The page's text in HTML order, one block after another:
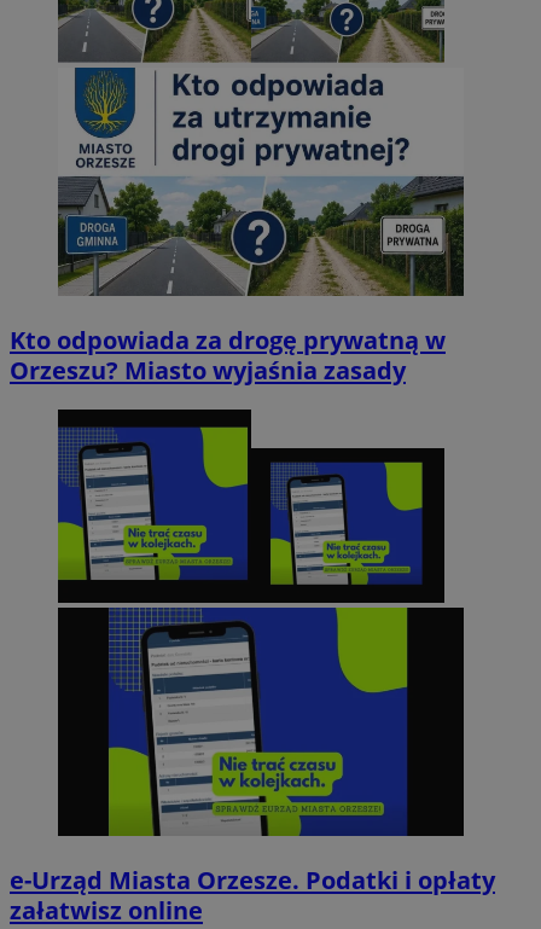
Kto odpowiada za drogę prywatną w
Orzeszu? Miasto wyjaśnia zasady
e-Urząd Miasta Orzesze. Podatki i opłaty
załatwisz online